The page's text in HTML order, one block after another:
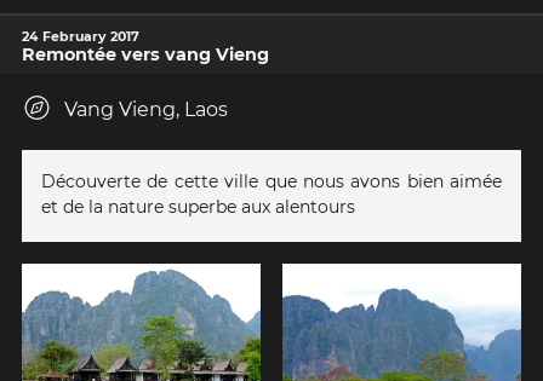
24 February 2017
Remontée vers vang Vieng
Vang Vieng, Laos
Découverte de cette ville que nous avons bien aimée
et de la nature superbe aux alentours